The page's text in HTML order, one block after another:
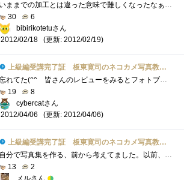
いままでの加工とは違った意味で難しくなったなぁラフかぁ・・・・仕事で一杯書いてるよwwwでもこれって色々な応用ができるかなぁと読みなが�...
30
6
bibirikotetuさん
2012/02/18
(更新: 2012/02/19)
上級編受講完了証 板東寛司のネコカメ写真教室パート2
忘れてた(^^ゞ皆さんのレビューをみるとフォトブックを創れるのは記念にはなるね。でもまず写真が程度上手くないとね。あと動くもの対象だと�...
19
8
cybercatさん
2012/04/06
(更新: 2012/04/06)
上級編受講完了証 板東寛司のネコカメ写真教室パート2
自分で写真集を作る、前から考えてました。以前、フリーペーパーの編集に携わっていたことがあり、出版に関して少々知識はあるものの、個人�...
13
2